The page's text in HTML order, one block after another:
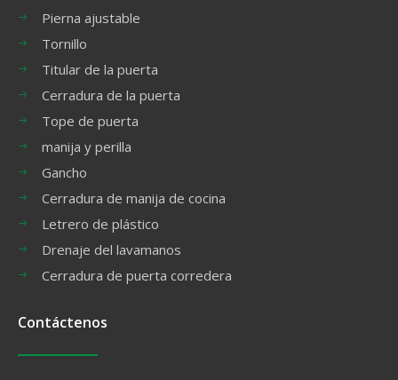
Pierna ajustable
Tornillo
Titular de la puerta
Cerradura de la puerta
Tope de puerta
manija y perilla
Gancho
Cerradura de manija de cocina
Letrero de plástico
Drenaje del lavamanos
Cerradura de puerta corredera
Contáctenos